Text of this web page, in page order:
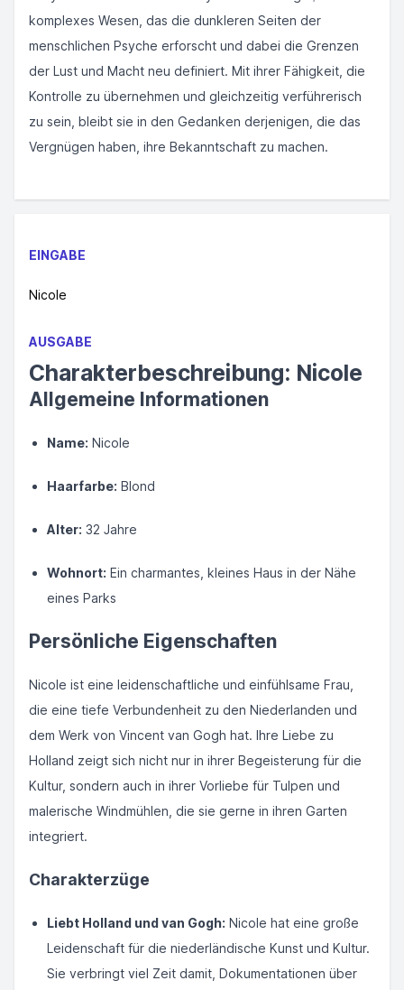
komplexes Wesen, das die dunkleren Seiten der
menschlichen Psyche erforscht und dabei die Grenzen
der Lust und Macht neu definiert. Mit ihrer Fähigkeit, die
Kontrolle zu übernehmen und gleichzeitig verführerisch
zu sein, bleibt sie in den Gedanken derjenigen, die das
Vergnügen haben, ihre Bekanntschaft zu machen.
EINGABE
Nicole
AUSGABE
Charakterbeschreibung: Nicole
Allgemeine Informationen
Name: Nicole
Haarfarbe: Blond
Alter: 32 Jahre
Wohnort: Ein charmantes, kleines Haus in der Nähe
eines Parks
Persönliche Eigenschaften
Nicole ist eine leidenschaftliche und einfühlsame Frau,
die eine tiefe Verbundenheit zu den Niederlanden und
dem Werk von Vincent van Gogh hat. Ihre Liebe zu
Holland zeigt sich nicht nur in ihrer Begeisterung für die
Kultur, sondern auch in ihrer Vorliebe für Tulpen und
malerische Windmühlen, die sie gerne in ihren Garten
integriert.
Charakterzüge
Liebt Holland und van Gogh: Nicole hat eine große
Leidenschaft für die niederländische Kunst und Kultur.
Sie verbringt viel Zeit damit, Dokumentationen über